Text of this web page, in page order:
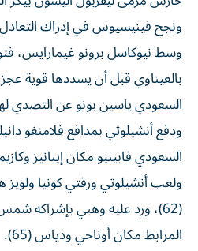
ونجح فينيسيوس في إدراك
وسط نيوكاسل برونو غيمارايس،
بالعيناوي قبل أن يسددها قوية
السعودي ياسين بونو عن التصدي لها
ودفع أنشيلوتي بمدافع فلامنغو
السعودي فابينيو مكان إيبانيز
ولعب أنشيلوتي ورقتي كونيا ولويز
(62)، ورد عليه وهبي بإشراكه
المرابط مكان أوناحي ودياس (65).